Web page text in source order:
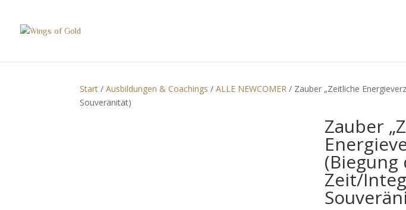
Start /Ausbildungen & Coachings /ALLE NEWCOMER / Zauber „Zeitliche
Souveränität)
Zauber
(Biegung
Zeit/